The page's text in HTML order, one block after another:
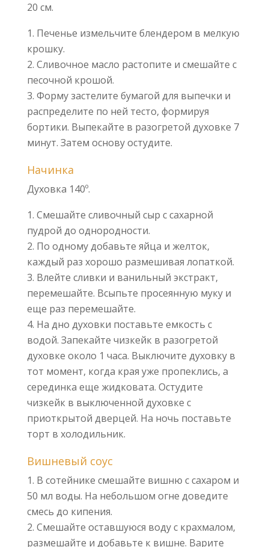
20 см.
Печенье измельчите блендером в мелкую
крошку.
Сливочное масло растопите и смешайте с
песочной крошой.
Форму застелите бумагой для выпечки и
распределите по ней тесто, формируя
бортики. Выпекайте в разогретой духовке 7
минут. Затем основу остудите.
Начинка
Духовка 140º.
Смешайте сливочный сыр с сахарной
пудрой до однородности.
По одному добавьте яйца и желток,
каждый раз хорошо размешивая лопаткой.
Влейте сливки и ванильный экстракт,
перемешайте. Всыпьте просеянную муку и
еще раз перемешайте.
На дно духовки поставьте емкость с
водой. Запекайте чизкейк в разогретой
духовке около 1 часа. Выключите духовку в
тот момент, когда края уже пропеклись, а
серединка еще жидковата. Остудите
чизкейк в выключенной духовке с
приоткрытой дверцей. На ночь поставьте
торт в холодильник.
Вишневый соус
В сотейнике смешайте вишню с сахаром и
50 мл воды. На небольшом огне доведите
смесь до кипения.
Смешайте оставшуюся воду с крахмалом,
размешайте и добавьте к вишне. Варите